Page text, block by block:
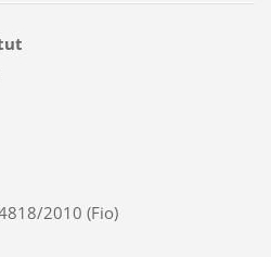
2010 (Fio)